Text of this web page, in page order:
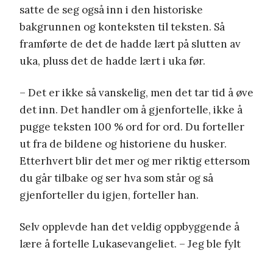
satte de seg også inn i den historiske
bakgrunnen og konteksten til teksten. Så
framførte de det de hadde lært på slutten av
uka, pluss det de hadde lært i uka før.
– Det er ikke så vanskelig, men det tar tid å øve
det inn. Det handler om å gjenfortelle, ikke å
pugge teksten 100 % ord for ord. Du forteller
ut fra de bildene og historiene du husker.
Etterhvert blir det mer og mer riktig ettersom
du går tilbake og ser hva som står og så
gjenforteller du igjen, forteller han.
Selv opplevde han det veldig oppbyggende å
lære å fortelle Lukasevangeliet. – Jeg ble fylt